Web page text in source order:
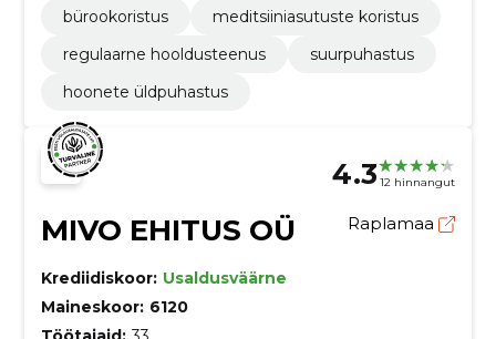
bürookoristus
meditsiiniasutuste koristus
regulaarne hooldusteenus
suurpuhastus
hoonete üldpuhastus
4.3 12 hinnangut
MIVO EHITUS OÜ Raplamaa
Krediidiskoor: Usaldusväärne
Maineskoor: 6120